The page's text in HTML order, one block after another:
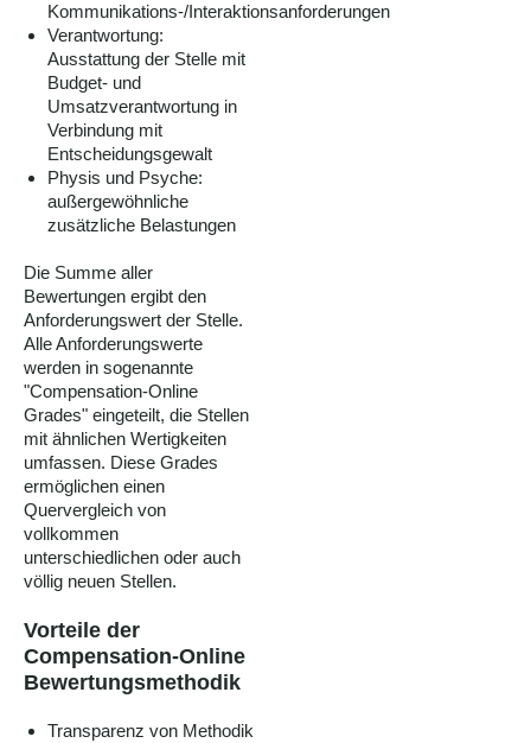
Kommunikations-/Interaktionsanforderungen
Verantwortung:
Ausstattung der Stelle mit
Budget- und
Umsatzverantwortung in
Verbindung mit
Entscheidungsgewalt
Physis und Psyche:
außergewöhnliche
zusätzliche Belastungen
Die Summe aller
Bewertungen ergibt den
Anforderungswert der Stelle.
Alle Anforderungswerte
werden in sogenannte
"Compensation-Online
Grades" eingeteilt, die Stellen
mit ähnlichen Wertigkeiten
umfassen. Diese Grades
ermöglichen einen
Quervergleich von
vollkommen
unterschiedlichen oder auch
völlig neuen Stellen.
Vorteile der
Compensation-Online
Bewertungsmethodik
Transparenz von Methodik